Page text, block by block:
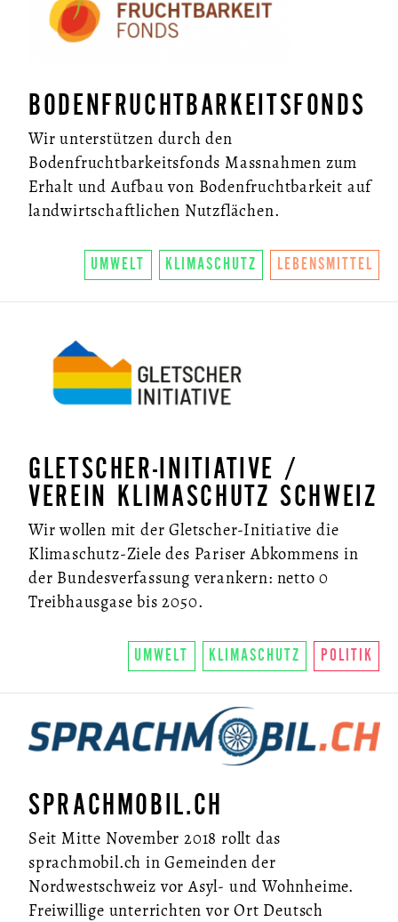
BODENFRUCHTBARKEITSFONDS
Wir unterstützen durch den
Bodenfruchtbarkeitsfonds Massnahmen zum
Erhalt und Aufbau von Bodenfruchtbarkeit auf
landwirtschaftlichen Nutzflächen.
UMWELT KLIMASCHUTZ LEBENSMITTEL
GLETSCHER-INITIATIVE /
VEREIN KLIMASCHUTZ SCHWEIZ
Wir wollen mit der Gletscher-Initiative die
Klimaschutz-Ziele des Pariser Abkommens in
der Bundesverfassung verankern: netto 0
Treibhausgase bis 2050.
UMWELT KLIMASCHUTZ POLITIK
SPRACHMOBIL.CH
Seit Mitte November 2018 rollt das
sprachmobil.ch in Gemeinden der
Nordwestschweiz vor Asyl- und Wohnheime.
Freiwillige unterrichten vor Ort Deutsch